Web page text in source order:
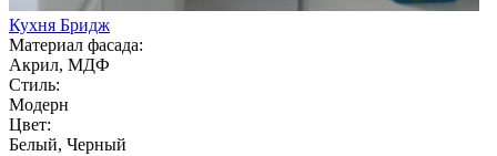
Кухня Бридж
Материал фасада:
Акрил, МДФ
Стиль:
Модерн
Цвет:
Белый, Черный